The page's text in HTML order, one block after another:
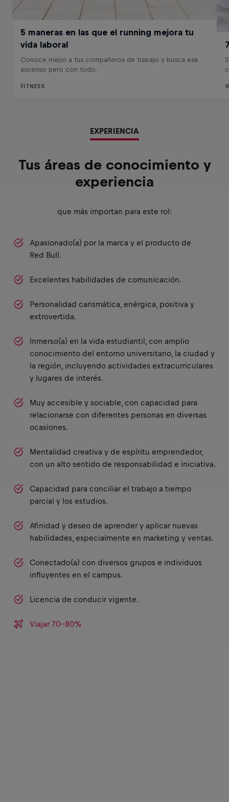
EXPERIENCIA
Tus áreas de conocimiento y
experiencia
que más importan para este rol:
Apasionado(a) por la marca y el producto de
Red Bull.
Excelentes habilidades de comunicación.
Personalidad carismática, enérgica, positiva y
extrovertida.
Inmerso(a) en la vida estudiantil, con amplio
conocimiento del entorno universitario, la ciudad y
la región, incluyendo actividades extracurriculares
y lugares de interés.
Muy accesible y sociable, con capacidad para
relacionarse con diferentes personas en diversas
ocasiones.
Mentalidad creativa y de espíritu emprendedor,
con un alto sentido de responsabilidad e iniciativa.
Capacidad para conciliar el trabajo a tiempo
parcial y los estudios.
Afinidad y deseo de aprender y aplicar nuevas
habilidades, especialmente en marketing y ventas.
Conectado(a) con diversos grupos e individuos
influyentes en el campus.
Licencia de conducir vigente.
Viajar 70-80%